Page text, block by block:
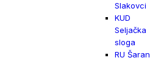
Slakovci
KUD
Seljačka
sloga
RU Šaran